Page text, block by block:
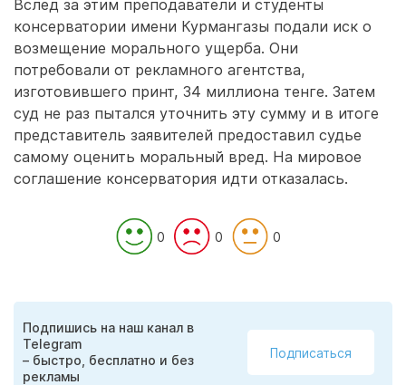
Вслед за этим преподаватели и студенты
консерватории имени Курмангазы подали иск о
возмещение морального ущерба. Они
потребовали от рекламного агентства,
изготовившего принт, 34 миллиона тенге. Затем
суд не раз пытался уточнить эту сумму и в итоге
представитель заявителей предоставил судье
самому оценить моральный вред. На мировое
соглашение консерватория идти отказалась.
0 0 0
Подпишись на наш канал в
Telegram
– быстро, бесплатно и без
рекламы
Подписаться